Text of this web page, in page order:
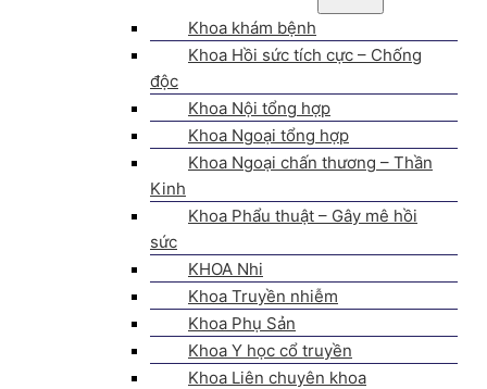
Khoa khám bệnh
Khoa Hồi sức tích cực – Chống
độc
Khoa Nội tổng hợp
Khoa Ngoại tổng hợp
Khoa Ngoại chấn thương – Thần
Kinh
Khoa Phẩu thuật – Gây mê hồi
sức
KHOA Nhi
Khoa Truyền nhiễm
Khoa Phụ Sản
Khoa Y học cổ truyền
Khoa Liên chuyên khoa